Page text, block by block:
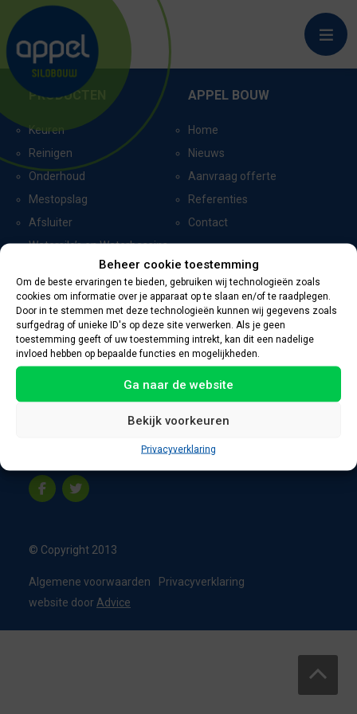
Beheer cookie toestemming
Om de beste ervaringen te bieden, gebruiken wij technologieën zoals
cookies om informatie over je apparaat op te slaan en/of te raadplegen.
Door in te stemmen met deze technologieën kunnen wij gegevens zoals
surfgedrag of unieke ID's op deze site verwerken. Als je geen
toestemming geeft of uw toestemming intrekt, kan dit een nadelige
invloed hebben op bepaalde functies en mogelijkheden.
Ga naar de website
Bekijk voorkeuren
Privacyverklaring
WITMARSUM_6574
PRODUCTEN
Keuren
Reinigen
Onderhoud
Mestopslag
Afsluiter
Watersilo’s en Waterbassins
APPEL BOUW
Home
Nieuws
Aanvraag offerte
Referenties
Contact
CERTIFICERING CONTACTGEGEVENS
Oevers 11
8331 VC Steenwijk
Nederland
info@appelbouw.nl
© Copyright 2013
Algemene voorwaarden
Privacyverklaring
website door Advice